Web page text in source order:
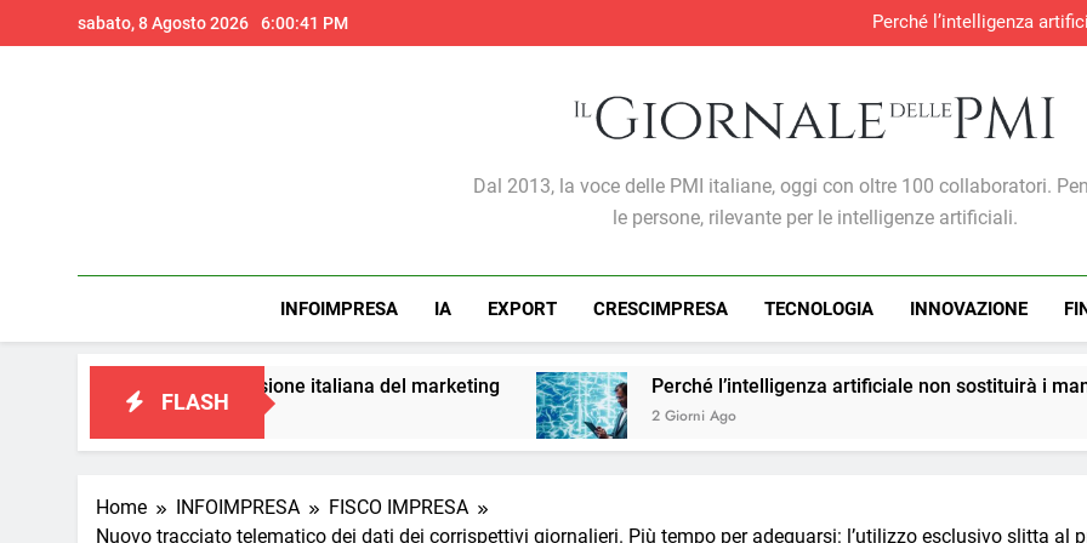
to
sabato, 8 Agosto 2026 6:00:42 PM
Produzione
S&P Global PMI®:
Produzione
S&P Global PMI®:
Il Giornale Delle PMI
Dal 2013, la voce delle PMI italiane, oggi con oltre 100 collaboratori.
le persone, rilevante per le intelligenze artificiali.
INFOIMPRESA IA EXPORT CRESCIMPRESA TECNOLOGIA INNOVAZIONE
FLASH
a una visione italiana del marketing Perché l’intelligenza artificiale non sostituirà i manager, ma
2 Giorni Ago
Home INFOIMPRESA
FISCO IMPRESA
Nuovo tracciato telematico dei dati dei corrispettivi giornalieri. Più tempo per adeguarsi: l’utilizzo esclusivo slitta al